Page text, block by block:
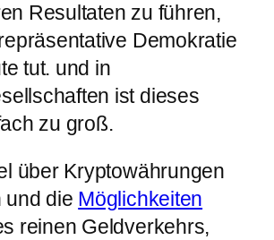
Resultaten zu führen,
Demokratie
tut. und in
ist dieses
zu groß.
über Kryptowährungen
und die Möglichkeiten
reinen Geldverkehrs,